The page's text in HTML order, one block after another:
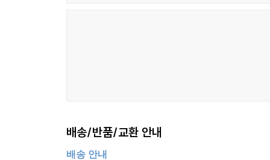
배송/반품/교환 안내
배송 안내